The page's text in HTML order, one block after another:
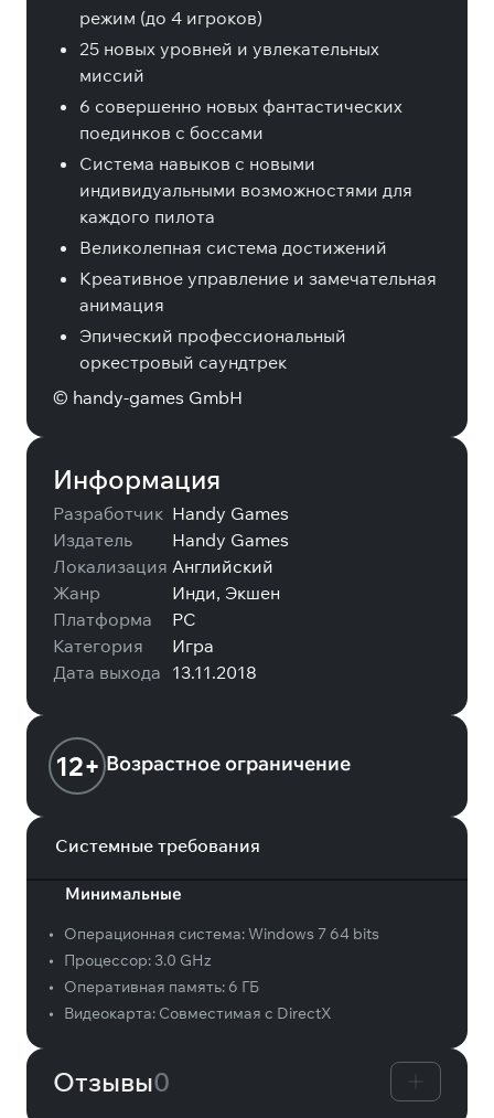
режим (до 4 игроков)
25 новых уровней и увлекательных
миссий
6 совершенно новых фантастических
поединков с боссами
Система навыков с новыми
индивидуальными возможностями для
каждого пилота
Великолепная система достижений
Креативное управление и замечательная
анимация
Эпический профессиональный
оркестровый саундтрек
© handy-games GmbH
Информация
Разработчик Handy Games
Издатель
Handy Games
Локализация Английский
Жанр
Инди, Экшен
Платформа
PC
Категория
Игра
Дата выхода 13.11.2018
12+ Возрастное ограничение
Системные требования
Минимальные
• Операционная система:Windows 7 64 bits
•
Процессор: 3.0 GHz
•
Оперативная память: 6 ГБ
•
Видеокарта: Совместимая с DirectX
Отзывы0